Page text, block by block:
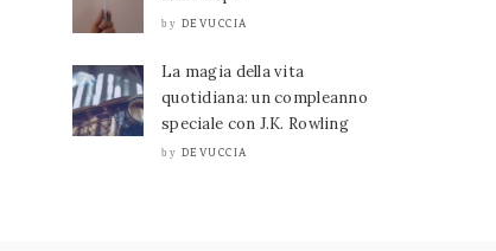
by DEVUCCIA
La magia della vita
quotidiana: un compleanno
speciale con J.K. Rowling
by DEVUCCIA